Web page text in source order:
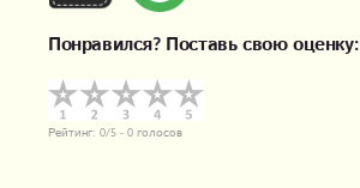
Понравился? Поставь свою оценку:
Рейтинг: 0/5 - 0 голосов